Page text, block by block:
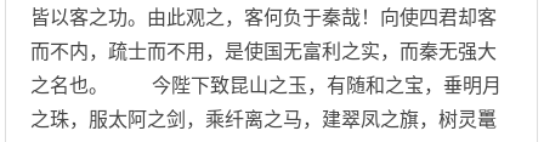
皆以客之功。由此观之，客何负于秦哉！向使四君却客
而不内，疏士而不用，是使国无富利之实，而秦无强大
之名也。 今陛下致昆山之玉，有随和之宝，垂明月
之珠，服太阿之剑，乘纤离之马，建翠凤之旗，树灵鼍